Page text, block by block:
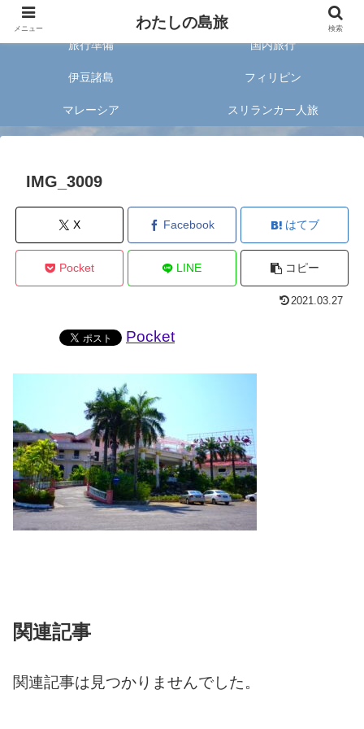
旅好きな20代女子が案内する旅のあれこれ✈︎
旅行準備 国内旅行
伊豆諸島 フィリピン
マレーシア スリランカ一人旅
IMG_3009
X Facebook はてブ
Pocket LINE コピー
2021.03.27
Pocket
関連記事
関連記事は見つかりませんでした。
メニュー わたしの島旅 検索